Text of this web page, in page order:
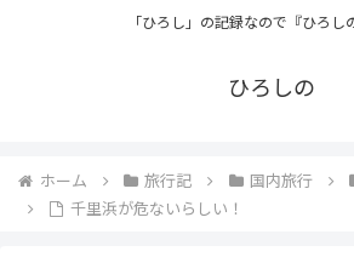
「ひろし」の記録なので『ひろし
ひろしの
ホーム 旅行記 国内旅行
千里浜が危ないらしい！